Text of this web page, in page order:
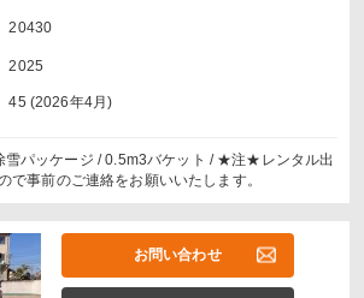
20430
2025
45 (2026年4月)
雪パッケージ / 0.5m3バケット / ★注★レンタル出
で事前のご連絡をお願いいたします。
お問い合わせ